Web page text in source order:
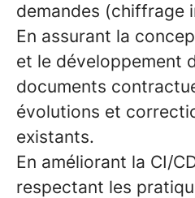
demandes (chiffrage
En assurant la
et le développement
documents
évolutions et
existants.
En améliorant la CI/
respectant les